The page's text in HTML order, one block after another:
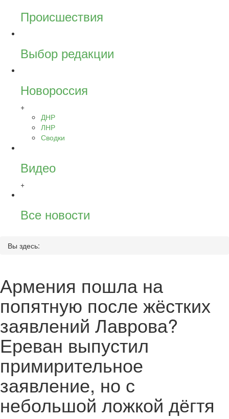
Происшествия
Выбор редакции
Новороссия
+
ДНР
ЛНР
Сводки
Видео
+
Все новости
Вы здесь:
Армения пошла на
попятную после жёстких
заявлений Лаврова?
Ереван выпустил
примирительное
заявление, но с
небольшой ложкой дёгтя